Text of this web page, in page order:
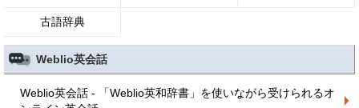
古語辞典
Weblio英会話
Weblio英会話 - 「Weblio英和辞書」を使いながら受けられるオ